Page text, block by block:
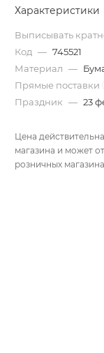
Характеристики
Выписывать
Код — 745521
Материал —
Прямые поставки
Праздник — 23
Цена
магазина и может
розничных